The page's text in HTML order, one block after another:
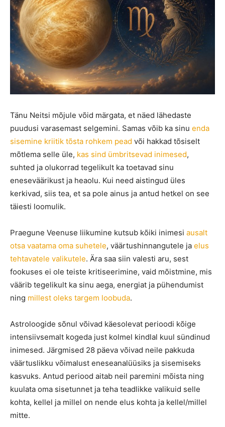
Tänu Neitsi mõjule võid märgata, et näed lähedaste
puudusi varasemast selgemini. Samas võib ka sinu enda
sisemine kriitik tõsta rohkem pead või hakkad tõsiselt
mõtlema selle üle, kas sind ümbritsevad inimesed,
suhted ja olukorrad tegelikult ka toetavad sinu
eneseväärikust ja heaolu. Kui need aistingud üles
kerkivad, siis tea, et sa pole ainus ja antud hetkel on see
täiesti loomulik.
Praegune Veenuse liikumine kutsub kõiki inimesi ausalt
otsa vaatama oma suhetele, väärtushinnangutele ja elus
tehtavatele valikutele. Ära saa siin valesti aru, sest
fookuses ei ole teiste kritiseerimine, vaid mõistmine, mis
väärib tegelikult ka sinu aega, energiat ja pühendumist
ning millest oleks targem loobuda.
Astroloogide sõnul võivad käesolevat perioodi kõige
intensiivsemalt kogeda just kolmel kindlal kuul sündinud
inimesed. Järgmised 28 päeva võivad neile pakkuda
väärtuslikku võimalust eneseanalüüsiks ja sisemiseks
kasvuks. Antud periood aitab neil paremini mõista ning
kuulata oma sisetunnet ja teha teadlikke valikuid selle
kohta, kellel ja millel on nende elus kohta ja kellel/millel
mitte.